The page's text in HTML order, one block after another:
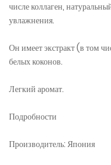
числе коллаген,
увлажнения.
Он имеет экстракт (в том
белых коконов.
Легкий аромат.
Подробности
Производитель: Япония